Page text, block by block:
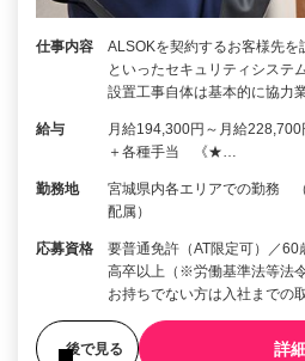
仕事内容
ALSOKを契約するお客様先
といったセキュリティシステ
設置工事自体は基本的に協力
給与
月給194,300円～月給228,700
＋各種手当 《★…
勤務地
宮城県内各エリアでの勤務
配属）
応募資格
要普通免許（AT限定可）／
高卒以上（※労働基準法等法
お持ちでない方は入社までの
後で見る 詳